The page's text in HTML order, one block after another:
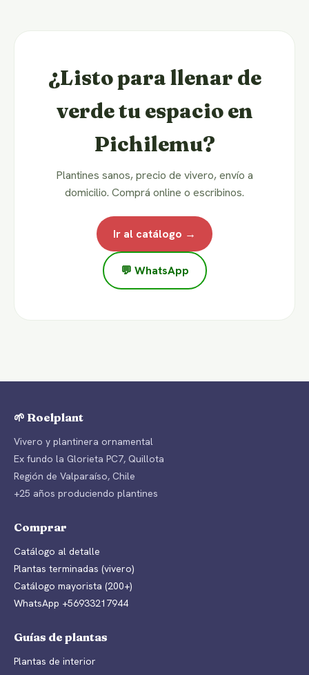
¿Listo para llenar de
verde tu espacio en
Pichilemu?
Plantines sanos, precio de vivero, envío a
domicilio. Comprá online o escribinos.
Ir al catálogo →
💬 WhatsApp
🌱 Roelplant
Vivero y plantinera ornamental
Ex fundo la Glorieta PC7, Quillota
Región de Valparaíso, Chile
+25 años produciendo plantines
Comprar
Catálogo al detalle
Plantas terminadas (vivero)
Catálogo mayorista (200+)
WhatsApp +56933217944
Guías de plantas
Plantas de interior